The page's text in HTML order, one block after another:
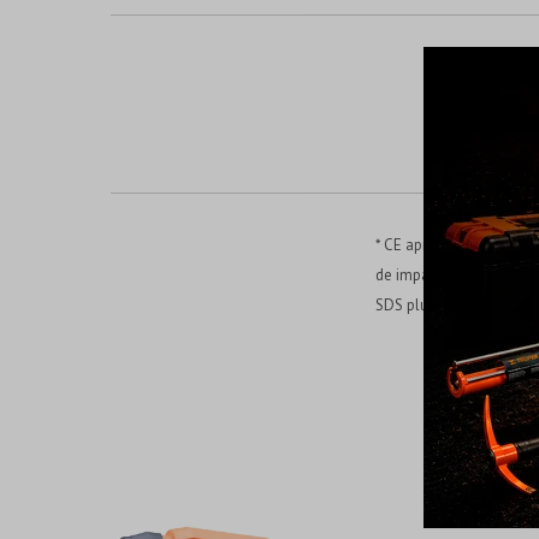
* CE aprobado* Voltaje:
de impacto: 0-4600r /
SDS plus sistema de